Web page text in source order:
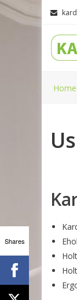
content
Home
Shares